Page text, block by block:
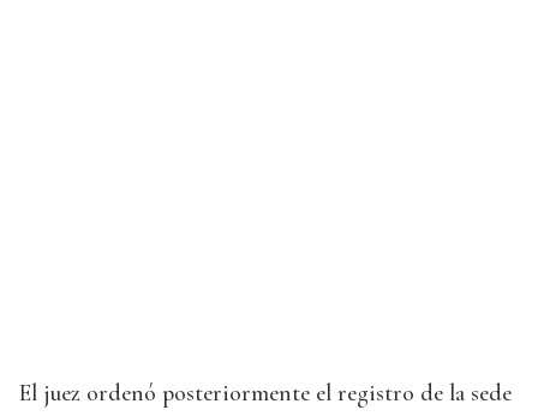
El juez ordenó posteriormente el registro de la sede